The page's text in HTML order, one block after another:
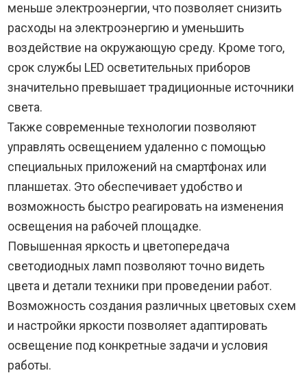
меньше электроэнергии, что позволяет снизить
расходы на электроэнергию и уменьшить
воздействие на окружающую среду. Кроме того,
срок службы LED осветительных приборов
значительно превышает традиционные источники
света.
Также современные технологии позволяют
управлять освещением удаленно с помощью
специальных приложений на смартфонах или
планшетах. Это обеспечивает удобство и
возможность быстро реагировать на изменения
освещения на рабочей площадке.
Повышенная яркость и цветопередача
светодиодных ламп позволяют точно видеть
цвета и детали техники при проведении работ.
Возможность создания различных цветовых схем
и настройки яркости позволяет адаптировать
освещение под конкретные задачи и условия
работы.